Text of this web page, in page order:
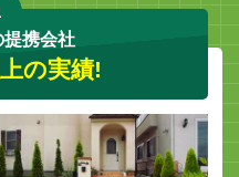
提携会社
の実績!